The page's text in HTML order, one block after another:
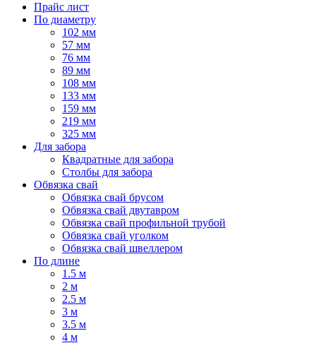
Прайс лист
По диаметру
102 мм
57 мм
76 мм
89 мм
108 мм
133 мм
159 мм
219 мм
325 мм
Для забора
Квадратные для забора
Столбы для забора
Обвязка свай
Обвязка свай брусом
Обвязка свай двутавром
Обвязка свай профильной трубой
Обвязка свай уголком
Обвязка свай швеллером
По длине
1.5 м
2 м
2.5 м
3 м
3.5 м
4 м